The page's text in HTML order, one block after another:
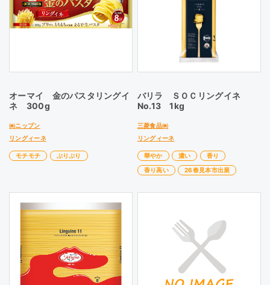
オーマイ 金のパスタリングイ
ネ 300g
㈱ニップン
リングィーネ
モチモチ ぷりぷり
バリラ ＳＯＣリングイネ
No.13 1kg
三菱食品㈱
リングィーネ
華やか 濃い
香り
香り高い
26春見本市出展